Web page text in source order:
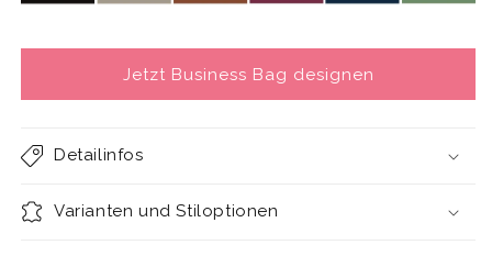
Jetzt Business Bag designen
Detailinfos
Varianten und Stiloptionen